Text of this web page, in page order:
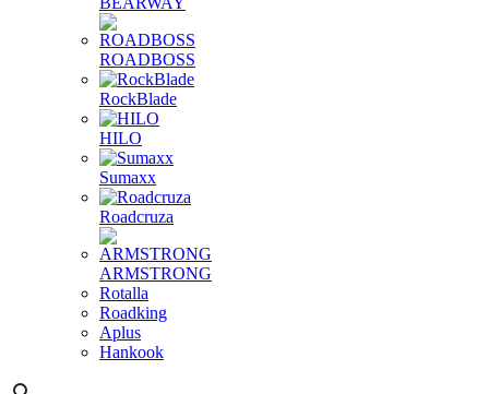
ROADBOSS
RockBlade
HILO
Sumaxx
Roadcruza
ARMSTRONG
Rotalla
Roadking
Aplus
Hankook